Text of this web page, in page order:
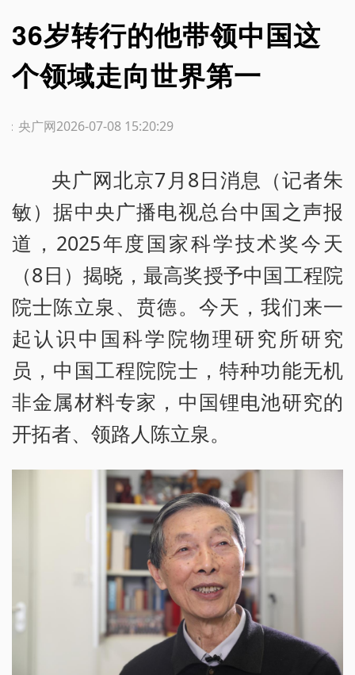
36岁转行的他带领中国这
个领域走向世界第一
2026-07-08 15:20:29
：央广网
央广网北京7月8日消息（记者朱
敏）据中央广播电视总台中国之声报
道，2025年度国家科学技术奖今天
（8日）揭晓，最高奖授予中国工程院
院士陈立泉、贲德。今天，我们来一
起认识中国科学院物理研究所研究
员，中国工程院院士，特种功能无机
非金属材料专家，中国锂电池研究的
开拓者、领路人陈立泉。